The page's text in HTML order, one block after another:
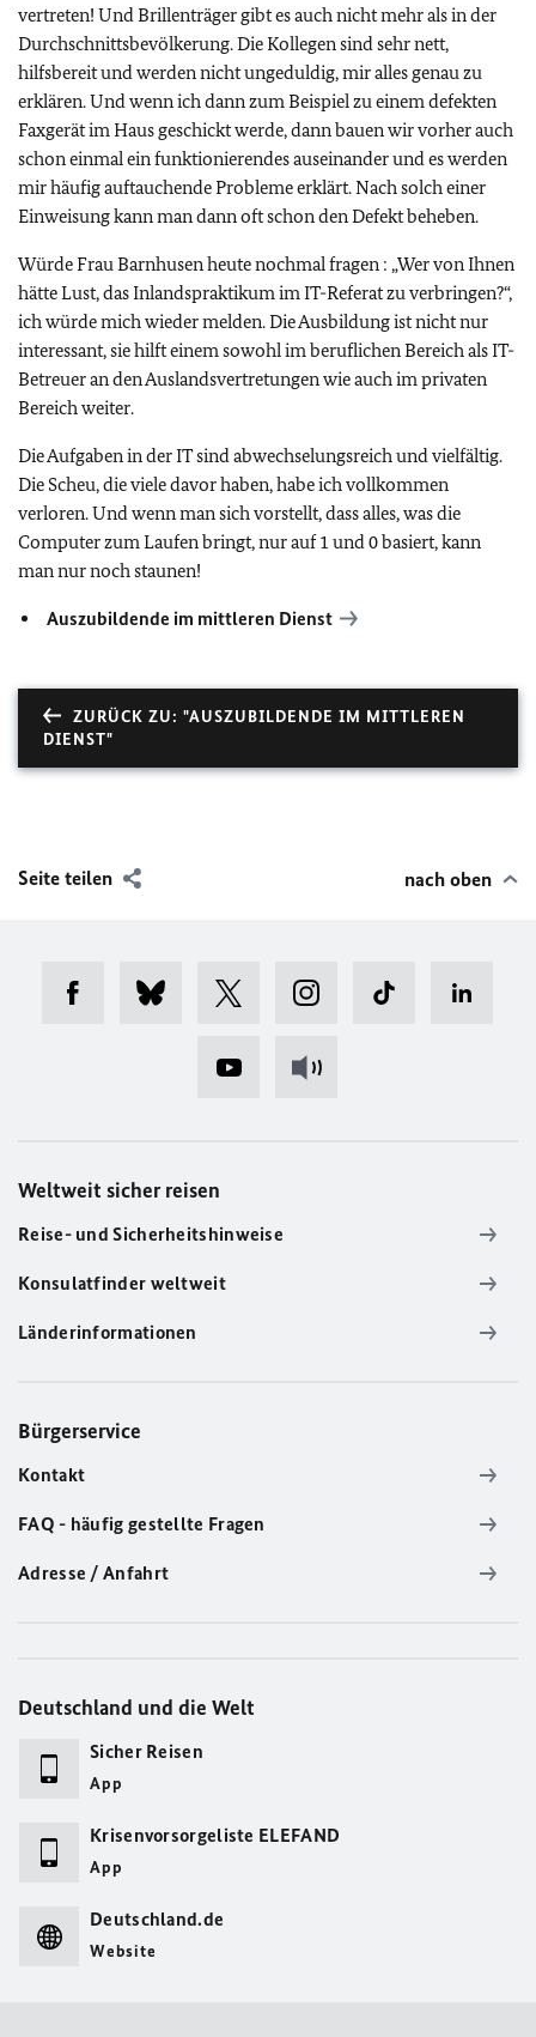
vertreten! Und Brillenträger gibt es auch nicht mehr als in der
Durchschnittsbevölkerung. Die Kollegen sind sehr nett,
hilfsbereit und werden nicht ungeduldig, mir alles genau zu
erklären. Und wenn ich dann zum Beispiel zu einem defekten
Faxgerät im Haus geschickt werde, dann bauen wir vorher auch
schon einmal ein funktionierendes auseinander und es werden
mir häufig auftauchende Probleme erklärt. Nach solch einer
Einweisung kann man dann oft schon den Defekt beheben.
Würde Frau Barnhusen heute nochmal fragen : „Wer von Ihnen
hätte Lust, das Inlandspraktikum im IT-Referat zu verbringen?“,
ich würde mich wieder melden. Die Ausbildung ist nicht nur
interessant, sie hilft einem sowohl im beruflichen Bereich als IT-
Betreuer an den Auslandsvertretungen wie auch im privaten
Bereich weiter.
Die Aufgaben in der IT sind abwechselungsreich und vielfältig.
Die Scheu, die viele davor haben, habe ich vollkommen
verloren. Und wenn man sich vorstellt, dass alles, was die
Computer zum Laufen bringt, nur auf 1 und 0 basiert, kann
man nur noch staunen!
Auszubildende im mittleren Dienst
ZURÜCK ZU: "AUSZUBILDENDE IM MITTLEREN
DIENST"
Seite teilen nach oben
Weltweit sicher reisen
Reise- und Sicherheitshinweise
Konsulatfinder weltweit
Länderinformationen
Bürgerservice
Kontakt
FAQ - häufig gestellte Fragen
Adresse / Anfahrt
Deutschland und die Welt
Sicher Reisen
App
Krisenvorsorgeliste ELEFAND
App
Deutschland.de
Website